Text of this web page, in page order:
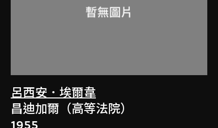
呂西安．埃爾韋
昌迪加爾（高等法院）
1955